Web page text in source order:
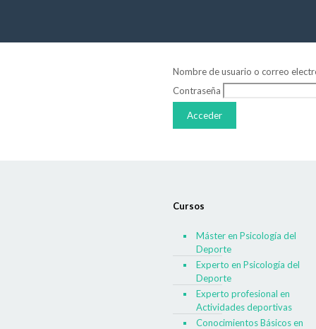
Nombre de usuario o correo
Contraseña
Cursos
Máster en Psicología del
Deporte
Experto en Psicología del
Deporte
Experto profesional en
Actividades deportivas
Conocimientos Básicos en